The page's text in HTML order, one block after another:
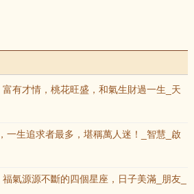
有才情，桃花旺盛，和氣生財過一生_天
一生追求者最多，堪稱萬人迷！_智慧_啟
氣源源不斷的四個星座，日子美滿_朋友_